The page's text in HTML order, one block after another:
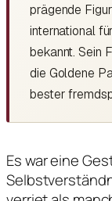
prägende
international
bekannt. Sein
die Goldene
bester
Es war eine